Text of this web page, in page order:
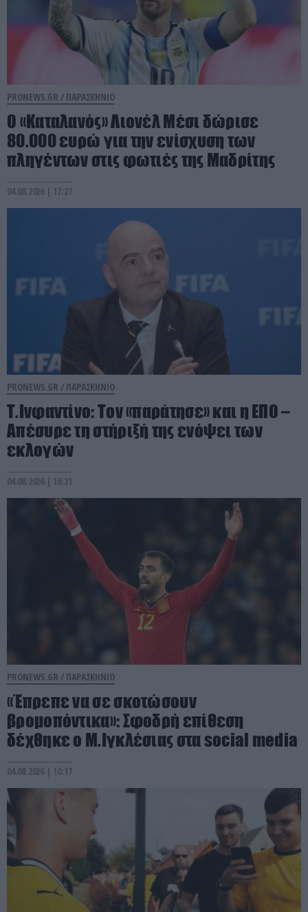
PRONEWS.GR / ΠΑΡΑΣΚΗΝΙΟ
Ο «Καταλανός» Λιονέλ Μέσι δώρισε
80.000 ευρώ για την ενίσχυση των
πληγέντων στις φωτιές της Μαδρίτης
04.08.2026 | 17:27
PRONEWS.GR / ΠΑΡΑΣΚΗΝΙΟ
Τ.Ινφαντίνο: Τον «παράτησε» και η ΕΠΟ –
Απέσυρε τη στήριξή της ενόψει των
εκλογών
04.08.2026 | 16:21
PRONEWS.GR / ΠΑΡΑΣΚΗΝΙΟ
«Έπρεπε να σε σκοτώσουν
βρομοπόντικα»: Σφοδρή επίθεση
δέχθηκε ο Μ.Ιγκλέσιας στα social media
04.08.2026 | 10:17